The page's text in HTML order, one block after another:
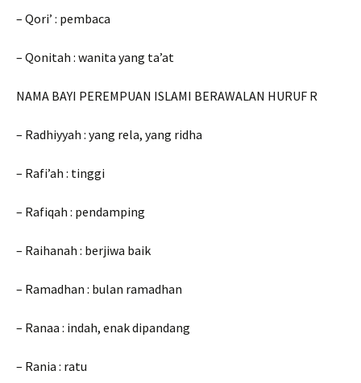
– Qori’ : pembaca
– Qonitah : wanita yang ta’at
NAMA BAYI PEREMPUAN ISLAMI BERAWALAN HURUF R
– Radhiyyah : yang rela, yang ridha
– Rafi’ah : tinggi
– Rafiqah : pendamping
– Raihanah : berjiwa baik
– Ramadhan : bulan ramadhan
– Ranaa : indah, enak dipandang
– Rania : ratu